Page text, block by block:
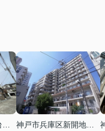
神戸市垂水区多聞台２丁目
神戸市兵庫区新開地１丁目